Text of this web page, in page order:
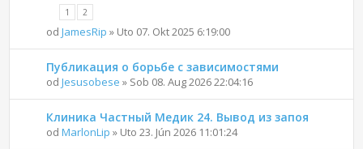
1 2
odJamesRip » Uto 07. Okt 2025 6:19:00
Публикация о борьбе с зависимостями
odJesusobese » Sob 08. Aug 2026 22:04:16
Клиника Частный Медик 24. Вывод из запоя
odMarlonLip » Uto 23. Jún 2026 11:01:24